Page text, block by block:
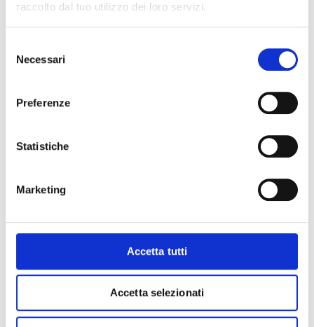
raccolto dal tuo utilizzo dei loro servizi.
delNecessari
Preferenze
Statistiche
Marketing
Accetta tutti
Accetta selezionati